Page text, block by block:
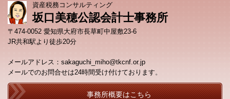
資産税務コンサルティング
坂口美穂公認会計士事務所
〒474-0052 愛知県大府市長草町中屋敷23-6
JR共和駅より徒歩20分
メールアドレス：sakaguchi_miho@tkcnf.or.jp
メールでのお問合せは24時間受け付けております 。
事務所概要はこちら